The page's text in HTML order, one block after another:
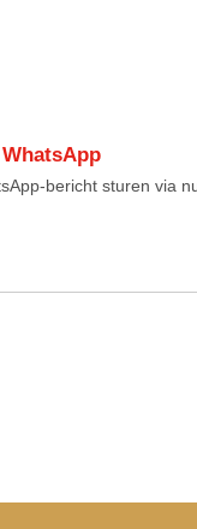
bericht sturen via